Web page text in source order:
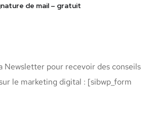
de mail – gratuit
Newsletter pour recevoir des conseils
le marketing digital : [sibwp_form